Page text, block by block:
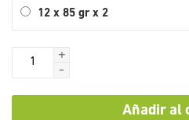
12 x 85 gr x 2
+
-
Añadir al